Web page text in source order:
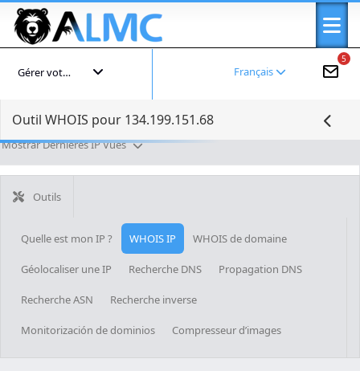
5
Français
Gérer votre compte
Outil WHOIS pour 134.199.151.68
Mostrar Dernières IP Vues
Outils
Quelle est mon IP ? WHOIS IP WHOIS de domaine
Géolocaliser une IP Recherche DNS Propagation DNS
Recherche ASN Recherche inverse
Monitorización de dominios Compresseur d’images